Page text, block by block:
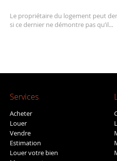
Le propriétaire du logement peut
si ce dernier ne démontre pas qu’il...
Services
Acheter
Louer
Vendre
Estimation
Louer votre bien